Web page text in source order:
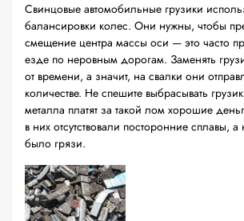
Свинцовые автомобильные грузики
балансировки колес. Они нужны, чтобы
смещение центра массы оси — это часто
езде по неровным дорогам. Заменять
от времени, а значит, на свалки они
количестве. Не спешите выбрасывать
металла платят за такой лом хорошие
в них отсутствовали посторонние сплавы,
было грязи.